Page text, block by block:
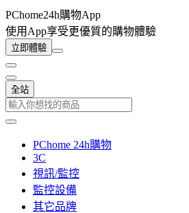
PChome24h購物App
使用App享受更優質的購物體驗
立即體驗
全站
PChome 24h購物
3C
視訊/監控
監控設備
其它品牌